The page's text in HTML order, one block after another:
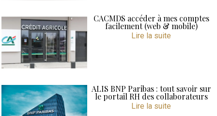
CACMDS accéder à mes comptes
facilement (web & mobile)
Lire la suite
ALIS BNP Paribas : tout savoir sur
le portail RH des collaborateurs
Lire la suite